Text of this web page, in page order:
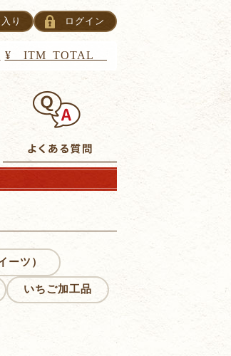
り ログイン
¥__ITM_TOTAL__
ーツ）
いちご加工品